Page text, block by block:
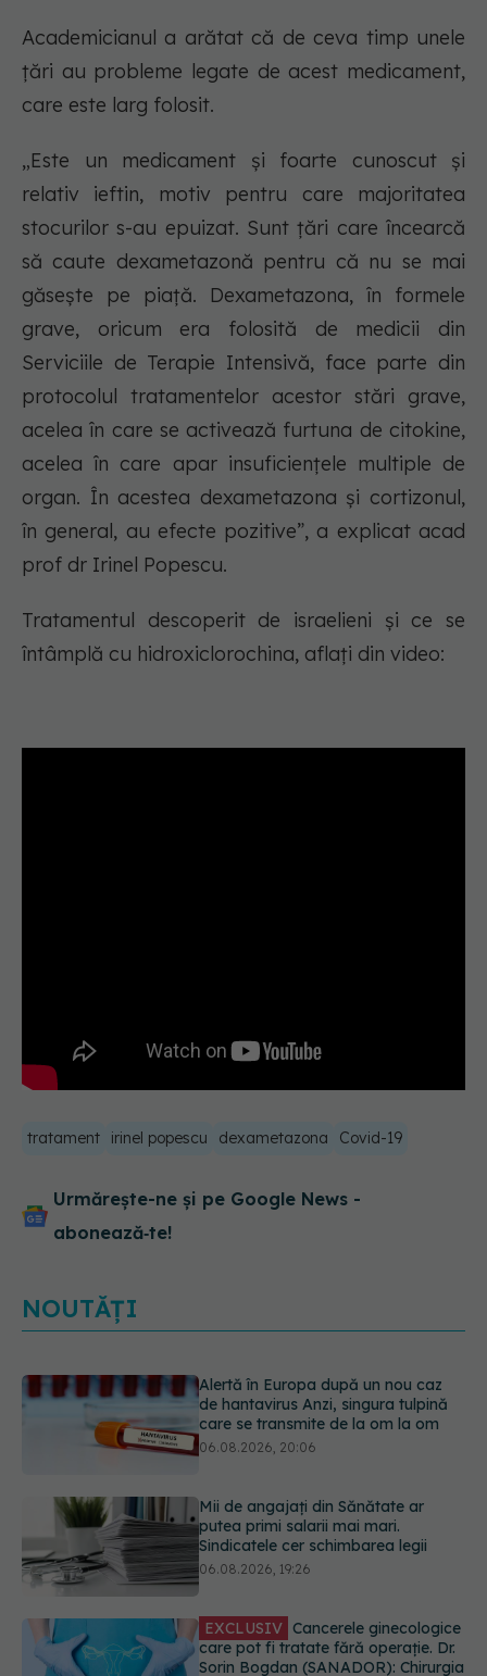
Academicianul a arătat că de ceva timp unele
țări au probleme legate de acest medicament,
care este larg folosit.
„Este un medicament și foarte cunoscut și
relativ ieftin, motiv pentru care majoritatea
stocurilor s-au epuizat. Sunt țări care încearcă
să caute dexametazonă pentru că nu se mai
găsește pe piață. Dexametazona, în formele
grave, oricum era folosită de medicii din
Serviciile de Terapie Intensivă, face parte din
protocolul tratamentelor acestor stări grave,
acelea în care se activează furtuna de citokine,
acelea în care apar insuficiențele multiple de
organ. În acestea dexametazona și cortizonul,
în general, au efecte pozitive”, a explicat acad
prof dr Irinel Popescu.
Tratamentul descoperit de israelieni și ce se
întâmplă cu hidroxiclorochina, aflați din video:
tratament irinel popescu dexametazona Covid-19
Urmărește-ne și pe Google News -
abonează‑te!
NOUTĂȚI
Alertă în Europa după un nou caz
de hantavirus Anzi, singura tulpină
care se transmite de la om la om
06.08.2026, 20:06
Mii de angajați din Sănătate ar
putea primi salarii mai mari.
Sindicatele cer schimbarea legii
06.08.2026, 19:26
EXCLUSIV Cancerele ginecologice
care pot fi tratate fără operație. Dr.
Sorin Bogdan (SANADOR): Chirurgia